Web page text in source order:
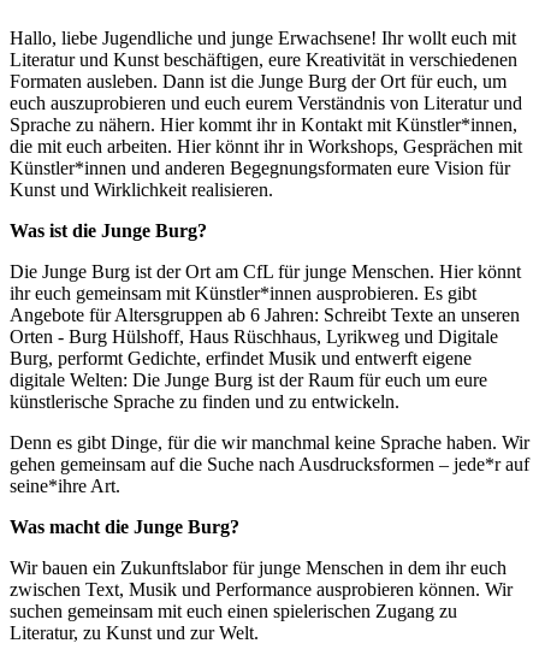
Hallo, liebe Jugendliche und junge Erwachsene! Ihr wollt euch mit
Literatur und Kunst beschäftigen, eure Kreativität in verschiedenen
Formaten ausleben. Dann ist die Junge Burg der Ort für euch, um
euch auszuprobieren und euch eurem Verständnis von Literatur und
Sprache zu nähern. Hier kommt ihr in Kontakt mit Künstler*innen,
die mit euch arbeiten. Hier könnt ihr in Workshops, Gesprächen mit
Künstler*innen und anderen Begegnungsformaten eure Vision für
Kunst und Wirklichkeit realisieren.
Was ist die Junge Burg?
Die Junge Burg ist der Ort am CfL für junge Menschen. Hier könnt
ihr euch gemeinsam mit Künstler*innen ausprobieren. Es gibt
Angebote für Altersgruppen ab 6 Jahren: Schreibt Texte an unseren
Orten - Burg Hülshoff, Haus Rüschhaus, Lyrikweg und Digitale
Burg, performt Gedichte, erfindet Musik und entwerft eigene
digitale Welten: Die Junge Burg ist der Raum für euch um eure
künstlerische Sprache zu finden und zu entwickeln.
Denn es gibt Dinge, für die wir manchmal keine Sprache haben. Wir
gehen gemeinsam auf die Suche nach Ausdrucksformen – jede*r auf
seine*ihre Art.
Was macht die Junge Burg?
Wir bauen ein Zukunftslabor für junge Menschen in dem ihr euch
zwischen Text, Musik und Performance ausprobieren können. Wir
suchen gemeinsam mit euch einen spielerischen Zugang zu
Literatur, zu Kunst und zur Welt.